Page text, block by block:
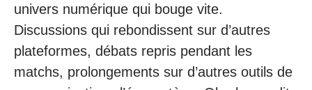
univers numérique qui bouge vite.
Discussions qui rebondissent sur d’autres
plateformes, débats repris pendant les
matchs, prolongements sur d’autres outils de